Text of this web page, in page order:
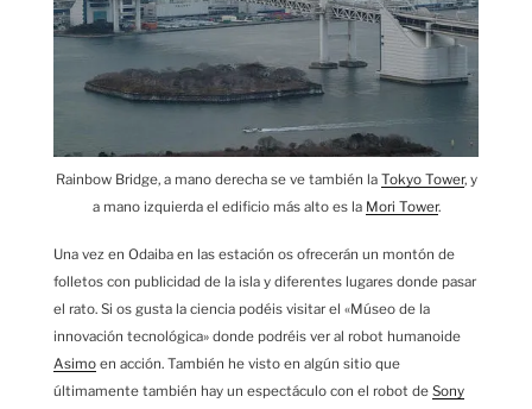
Rainbow Bridge, a mano derecha se ve también la Tokyo Tower, y
a mano izquierda el edificio más alto es la Mori Tower.
Una vez en Odaiba en las estación os ofrecerán un montón de
folletos con publicidad de la isla y diferentes lugares donde pasar
el rato. Si os gusta la ciencia podéis visitar el «Múseo de la
innovación tecnológica» donde podréis ver al robot humanoide
Asimo en acción. También he visto en algún sitio que
últimamente también hay un espectáculo con el robot de Sony